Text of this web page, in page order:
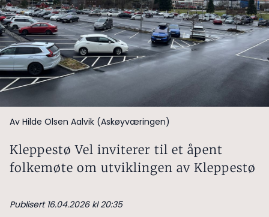
Av Hilde Olsen Aalvik (Askøyværingen)
Kleppestø Vel inviterer til et åpent
folkemøte om utviklingen av Kleppestø
Publisert 16.04.2026 kl 20:35